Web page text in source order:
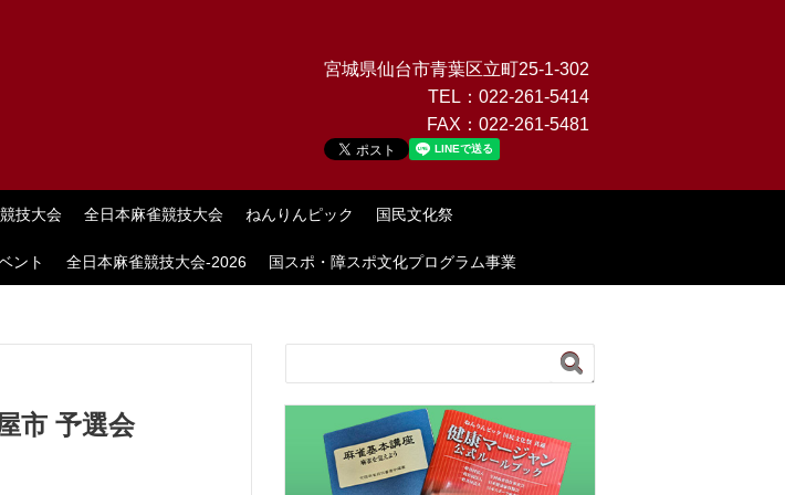
宮城県仙台市青葉区立町25-1-302
TEL： 022-261-5414
FAX： 022-261-5481
技大会 全日本麻雀競技大会 ねんりんピック 国民文化祭
ント 全日本麻雀競技大会-2026 国スポ・障スポ文化プログラム事業
市 予選会
